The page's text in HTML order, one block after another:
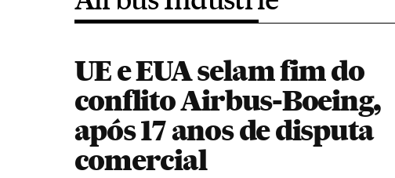
UE e EUA selam fim do
conflito Airbus-Boeing,
após 17 anos de disputa
comercial